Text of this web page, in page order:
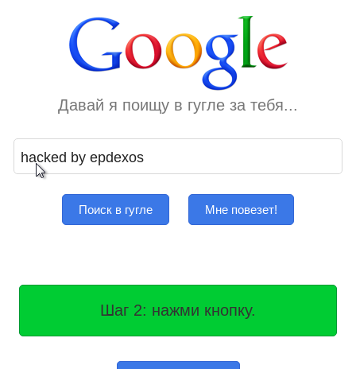
Давай я поищу в гугле за тебя...
Поиск в гугле Мне повезет!
Шаг 2: нажми кнопку.